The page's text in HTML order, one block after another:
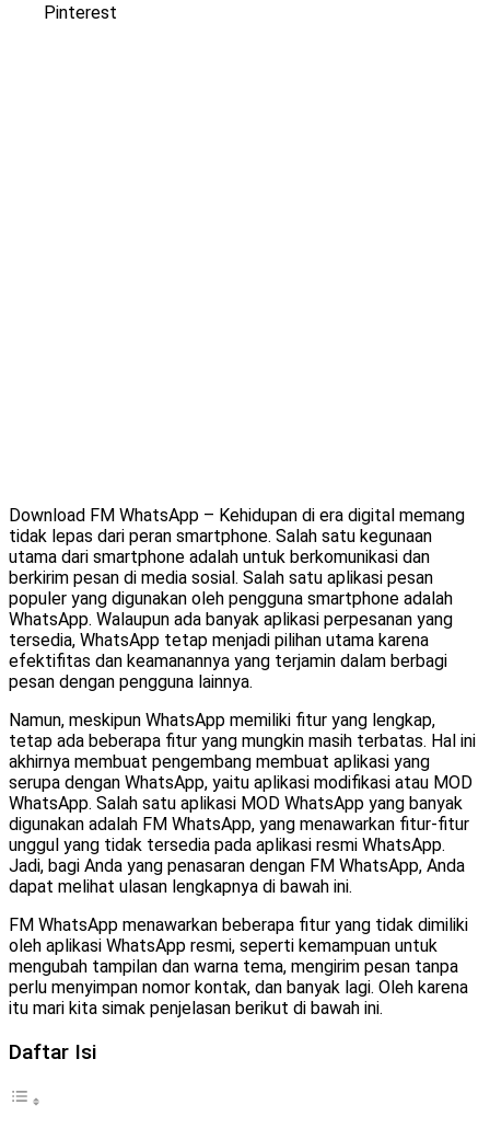
Pinterest
Download FM WhatsApp – Kehidupan di era digital memang
tidak lepas dari peran smartphone. Salah satu kegunaan
utama dari smartphone adalah untuk berkomunikasi dan
berkirim pesan di media sosial. Salah satu aplikasi pesan
populer yang digunakan oleh pengguna smartphone adalah
WhatsApp. Walaupun ada banyak aplikasi perpesanan yang
tersedia, WhatsApp tetap menjadi pilihan utama karena
efektifitas dan keamanannya yang terjamin dalam berbagi
pesan dengan pengguna lainnya.
Namun, meskipun WhatsApp memiliki fitur yang lengkap,
tetap ada beberapa fitur yang mungkin masih terbatas. Hal ini
akhirnya membuat pengembang membuat aplikasi yang
serupa dengan WhatsApp, yaitu aplikasi modifikasi atau MOD
WhatsApp. Salah satu aplikasi MOD WhatsApp yang banyak
digunakan adalah FM WhatsApp, yang menawarkan fitur-fitur
unggul yang tidak tersedia pada aplikasi resmi WhatsApp.
Jadi, bagi Anda yang penasaran dengan FM WhatsApp, Anda
dapat melihat ulasan lengkapnya di bawah ini.
FM WhatsApp menawarkan beberapa fitur yang tidak dimiliki
oleh aplikasi WhatsApp resmi, seperti kemampuan untuk
mengubah tampilan dan warna tema, mengirim pesan tanpa
perlu menyimpan nomor kontak, dan banyak lagi. Oleh karena
itu mari kita simak penjelasan berikut di bawah ini.
Daftar Isi